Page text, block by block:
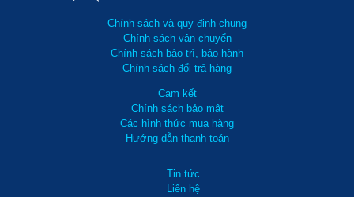
Chính sách và quy định chung
Chính sách vận chuyển
Chính sách bảo trì, bảo hành
Chính sách đổi trả hàng
Cam kết
Chính sách bảo mật
Các hình thức mua hàng
Hướng dẫn thanh toán
Tin tức
Liên hệ